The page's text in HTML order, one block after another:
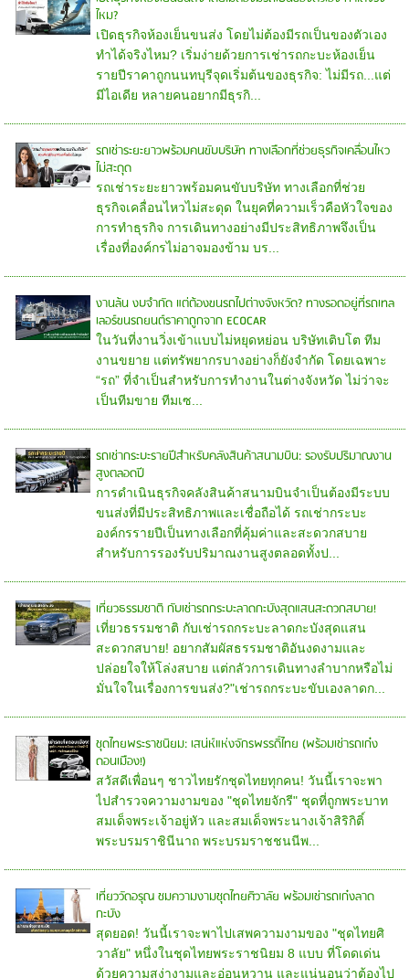
ไหม?
เปิดธุรกิจห้องเย็นขนส่ง โดยไม่ต้องมีรถเป็นของตัวเอง
ทำได้จริงไหม? เริ่มง่ายด้วยการเช่ารถกะบะห้องเย็น
รายปีราคาถูกนนทบุรีจุดเริ่มต้นของธุรกิจ: ไม่มีรถ...แต่
มีไอเดีย หลายคนอยากมีธุรกิ...
รถเช่าระยะยาวพร้อมคนขับบริษัท ทางเลือกที่ช่วยธุรกิจเคลื่อนไหว
ไม่สะดุด
รถเช่าระยะยาวพร้อมคนขับบริษัท ทางเลือกที่ช่วย
ธุรกิจเคลื่อนไหวไม่สะดุด ในยุคที่ความเร็วคือหัวใจของ
การทำธุรกิจ การเดินทางอย่างมีประสิทธิภาพจึงเป็น
เรื่องที่องค์กรไม่อาจมองข้าม บร...
งานล้น งบจำกัด แต่ต้องขนรถไปต่างจังหวัด? ทางรอดอยู่ที่รถเทล
เลอร์ขนรถยนต์ราคาถูกจาก ECOCAR
ในวันที่งานวิ่งเข้าแบบไม่หยุดหย่อน บริษัทเติบโต ทีม
งานขยาย แต่ทรัพยากรบางอย่างก็ยังจำกัด โดยเฉพาะ
“รถ” ที่จำเป็นสำหรับการทำงานในต่างจังหวัด ไม่ว่าจะ
เป็นทีมขาย ทีมเซ...
รถเช่ากระบะรายปีสำหรับคลังสินค้าสนามบิน: รองรับปริมาณงาน
สูงตลอดปี
การดำเนินธุรกิจคลังสินค้าสนามบินจำเป็นต้องมีระบบ
ขนส่งที่มีประสิทธิภาพและเชื่อถือได้ รถเช่ากระบะ
องค์กรรายปีเป็นทางเลือกที่คุ้มค่าและสะดวกสบาย
สำหรับการรองรับปริมาณงานสูงตลอดทั้งป...
เที่ยวธรรมชาติ กับเช่ารถกระบะลาดกะบังสุดแสนสะดวกสบาย!
เที่ยวธรรมชาติ กับเช่ารถกระบะลาดกะบังสุดแสน
สะดวกสบาย! อยากสัมผัสธรรมชาติอันงดงามและ
ปล่อยใจให้โล่งสบาย แต่กลัวการเดินทางลำบากหรือไม่
มั่นใจในเรื่องการขนส่ง?"เช่ารถกระบะขับเองลาดก...
ชุดไทยพระราชนิยม: เสน่ห์แห่งจักรพรรดิ์ไทย (พร้อมเช่ารถเก๋ง
ดอนเมือง!)
สวัสดีเพื่อนๆ ชาวไทยรักชุดไทยทุกคน! วันนี้เราจะพา
ไปสำรวจความงามของ "ชุดไทยจักรี" ชุดที่ถูกพระบาท
สมเด็จพระเจ้าอยู่หัว และสมเด็จพระนางเจ้าสิริกิติ์
พระบรมราชินีนาถ พระบรมราชชนนีพ...
เที่ยววัดอรุณ ชมความงามชุดไทยศิวาลัย พร้อมเช่ารถเก๋งลาด
กะบัง
สุดยอด! วันนี้เราจะพาไปเสพความงามของ "ชุดไทยศิ
วาลัย" หนึ่งในชุดไทยพระราชนิยม 8 แบบ ที่โดดเด่น
ด้วยความสง่างามและอ่อนหวาน และแน่นอนว่าต้องไป